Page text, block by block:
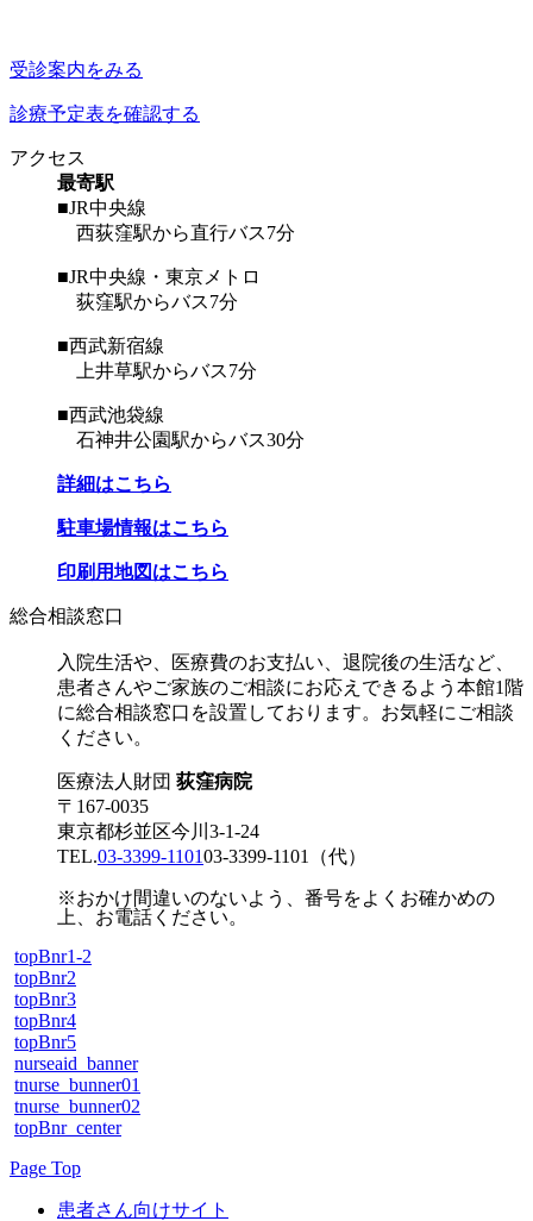
受診案内をみる
診療予定表を確認する
アクセス
最寄駅
■JR中央線
西荻窪駅から直行バス7分
■JR中央線・東京メトロ
荻窪駅からバス7分
■西武新宿線
上井草駅からバス7分
■西武池袋線
石神井公園駅からバス30分
詳細はこちら
駐車場情報はこちら
印刷用地図はこちら
総合相談窓口
入院生活や、医療費のお支払い、退院後の生活など、
患者さんやご家族のご相談にお応えできるよう本館1階
に総合相談窓口を設置しております。お気軽にご相談
ください。
医療法人財団 荻窪病院
〒167-0035
東京都杉並区今川3-1-24
TEL.03-3399-110103-3399-1101 （代）
※おかけ間違いのないよう、番号をよくお確かめの
上、お電話ください。
topBnr1-2
topBnr2
topBnr3
topBnr4
topBnr5
nurseaid_banner
tnurse_bunner01
tnurse_bunner02
topBnr_center
Page Top
患者さん向けサイト